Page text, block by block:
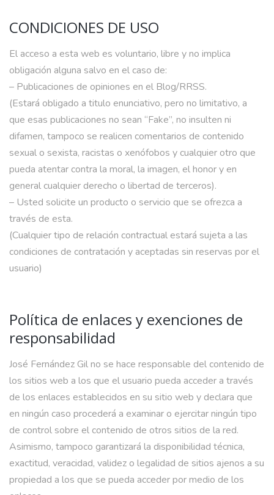
CONDICIONES DE USO
El acceso a esta web es voluntario, libre y no implica
obligación alguna salvo en el caso de:
– Publicaciones de opiniones en el Blog/RRSS.
(Estará obligado a titulo enunciativo, pero no limitativo, a
que esas publicaciones no sean “Fake”, no insulten ni
difamen, tampoco se realicen comentarios de contenido
sexual o sexista, racistas o xenófobos y cualquier otro que
pueda atentar contra la moral, la imagen, el honor y en
general cualquier derecho o libertad de terceros).
– Usted solicite un producto o servicio que se ofrezca a
través de esta.
(Cualquier tipo de relación contractual estará sujeta a las
condiciones de contratación y aceptadas sin reservas por el
usuario)
Política de enlaces y exenciones de
responsabilidad
José Fernández Gil no se hace responsable del contenido de
los sitios web a los que el usuario pueda acceder a través
de los enlaces establecidos en su sitio web y declara que
en ningún caso procederá a examinar o ejercitar ningún tipo
de control sobre el contenido de otros sitios de la red.
Asimismo, tampoco garantizará la disponibilidad técnica,
exactitud, veracidad, validez o legalidad de sitios ajenos a su
propiedad a los que se pueda acceder por medio de los